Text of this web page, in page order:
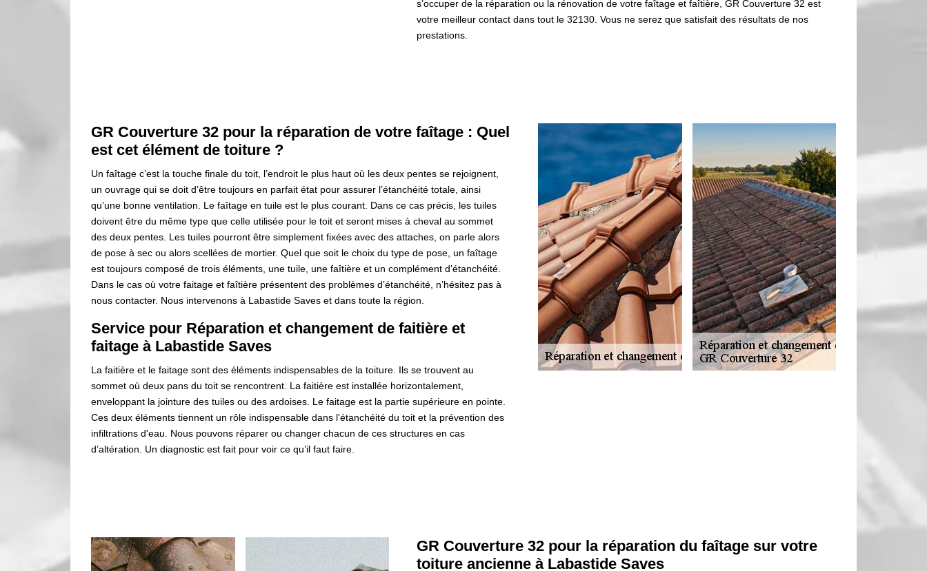
s’occuper de la réparation ou la rénovation de votre faîtage et faîtière, GR Couverture 32 est
votre meilleur contact dans tout le 32130. Vous ne serez que satisfait des résultats de nos
prestations.
GR Couverture 32 pour la réparation de votre faîtage : Quel
est cet élément de toiture ?
Un faîtage c’est la touche finale du toit, l’endroit le plus haut où les deux pentes se rejoignent,
un ouvrage qui se doit d’être toujours en parfait état pour assurer l’étanchéité totale, ainsi
qu’une bonne ventilation. Le faîtage en tuile est le plus courant. Dans ce cas précis, les tuiles
doivent être du même type que celle utilisée pour le toit et seront mises à cheval au sommet
des deux pentes. Les tuiles pourront être simplement fixées avec des attaches, on parle alors
de pose à sec ou alors scellées de mortier. Quel que soit le choix du type de pose, un faîtage
est toujours composé de trois éléments, une tuile, une faîtière et un complément d’étanchéité.
Dans le cas où votre faitage et faîtière présentent des problèmes d’étanchéité, n’hésitez pas à
nous contacter. Nous intervenons à Labastide Saves et dans toute la région.
Service pour Réparation et changement de faitière et
faitage à Labastide Saves
La faitière et le faitage sont des éléments indispensables de la toiture. Ils se trouvent au
sommet où deux pans du toit se rencontrent. La faitière est installée horizontalement,
enveloppant la jointure des tuiles ou des ardoises. Le faitage est la partie supérieure en pointe.
Ces deux éléments tiennent un rôle indispensable dans l'étanchéité du toit et la prévention des
infiltrations d'eau. Nous pouvons réparer ou changer chacun de ces structures en cas
d’altération. Un diagnostic est fait pour voir ce qu’il faut faire.
GR Couverture 32 pour la réparation du faîtage sur votre
toiture ancienne à Labastide Saves